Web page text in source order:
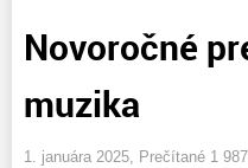
Novoročné
muzika
1. januára 2025, Prečítané 1